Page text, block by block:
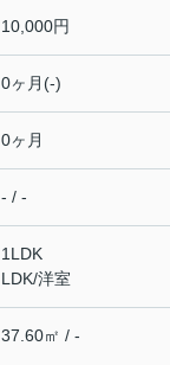
10,000円
0ヶ月(-)
0ヶ月
- / -
1LDK
LDK/洋室
37.60㎡ / -